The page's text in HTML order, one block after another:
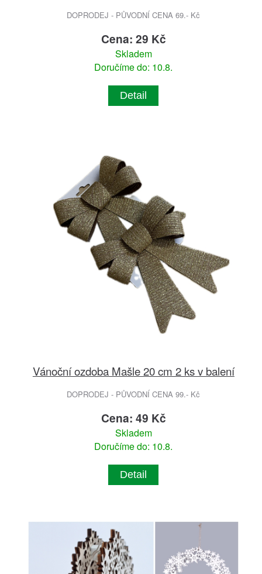
DOPRODEJ - PŮVODNÍ CENA 69.- Kč
Cena: 29 Kč
Skladem
Doručíme do: 10.8.
Detail
Vánoční ozdoba Mašle 20 cm 2 ks v balení
DOPRODEJ - PŮVODNÍ CENA 99.- Kč
Cena: 49 Kč
Skladem
Doručíme do: 10.8.
Detail